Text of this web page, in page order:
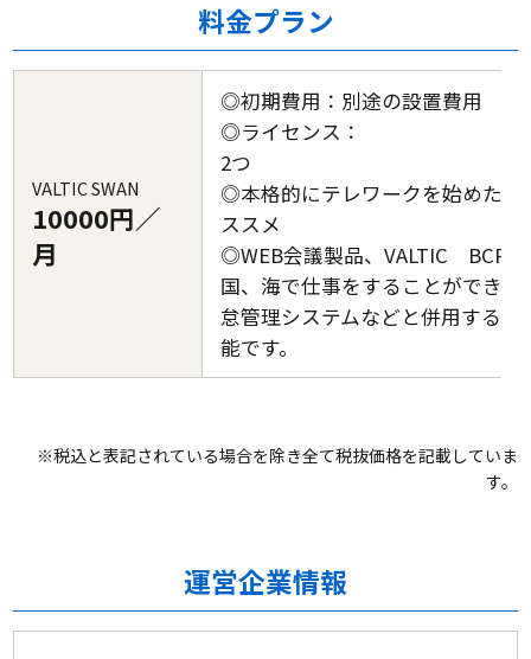
料金プラン
VALTIC SWAN
10000円／
月
◎初期費用：別途の設置費用
◎ライセンス：
2つ
◎本格的にテレワークを始めたい
ススメ
◎WEB会議製品、VALTIC BCP
国、海で仕事をすることができる
怠管理システムなどと併用するこ
能です。
※税込と表記されている場合を除き全て税抜価格を記載していま
す。
運営企業情報